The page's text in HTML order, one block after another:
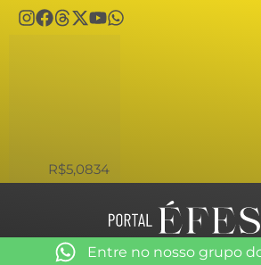
R$5,0834
Entre no nosso grupo